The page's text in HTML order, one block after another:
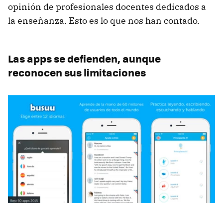
opinión de profesionales docentes dedicados a
la enseñanza. Esto es lo que nos han contado.
Las apps se defienden, aunque
reconocen sus limitaciones